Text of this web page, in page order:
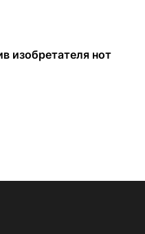
изобретателя нот